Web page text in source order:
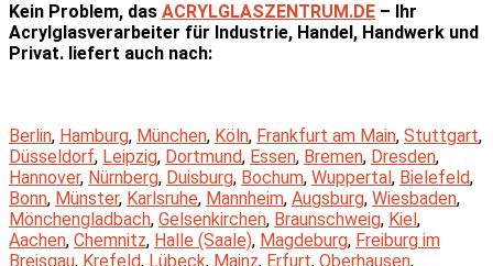
Kein Problem, das ACRYLGLASZENTRUM.DE – Ihr
Acrylglasverarbeiter für Industrie, Handel, Handwerk und
Privat. liefert auch nach:
Berlin, Hamburg, München, Köln, Frankfurt am Main, Stuttgart,
Düsseldorf, Leipzig, Dortmund, Essen, Bremen, Dresden,
Hannover, Nürnberg, Duisburg, Bochum, Wuppertal , Bielefeld,
Bonn, Münster, Karlsruhe, Mannheim, Augsburg, Wiesbaden,
Mönchengladbach, Gelsenkirchen, Braunschweig, Kiel ,
Aachen, Chemnitz, Halle (Saale), Magdeburg, Freiburg im
Breisgau, Krefeld, Lübeck, Mainz, Erfurt, Oberhausen,